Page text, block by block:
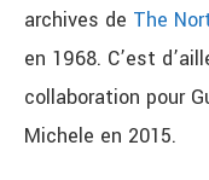
archives de The
en 1968. C’est
collaboration pour
Michele en 2015.